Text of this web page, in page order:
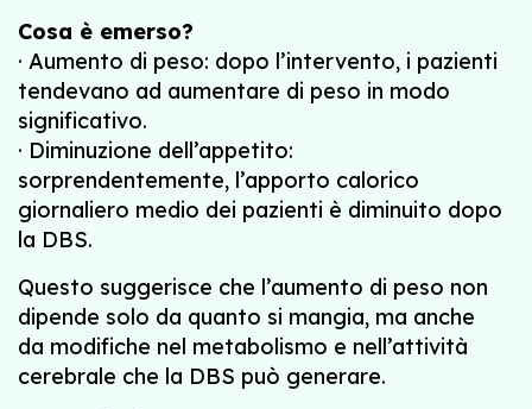
Cosa è emerso?
· Aumento di peso: dopo l’intervento, i pazienti
tendevano ad aumentare di peso in modo
significativo.
· Diminuzione dell’appetito:
sorprendentemente, l’apporto calorico
giornaliero medio dei pazienti è diminuito dopo
la DBS.
Questo suggerisce che l’aumento di peso non
dipende solo da quanto si mangia, ma anche
da modifiche nel metabolismo e nell’attività
cerebrale che la DBS può generare.